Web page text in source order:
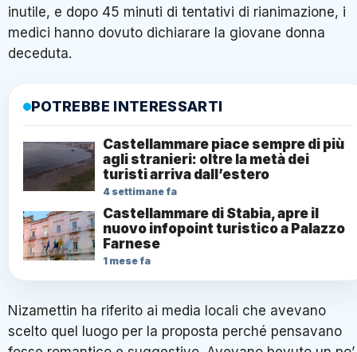
inutile, e dopo 45 minuti di tentativi di rianimazione, i
medici hanno dovuto dichiarare la giovane donna
deceduta.
POTREBBE INTERESSARTI
Castellammare piace sempre di più
agli stranieri: oltre la metà dei
turisti arriva dall’estero
4 settimane fa
Castellammare di Stabia, apre il
nuovo infopoint turistico a Palazzo
Farnese
1 mese fa
Nizamettin ha riferito ai media locali che avevano
scelto quel luogo per la proposta perché pensavano